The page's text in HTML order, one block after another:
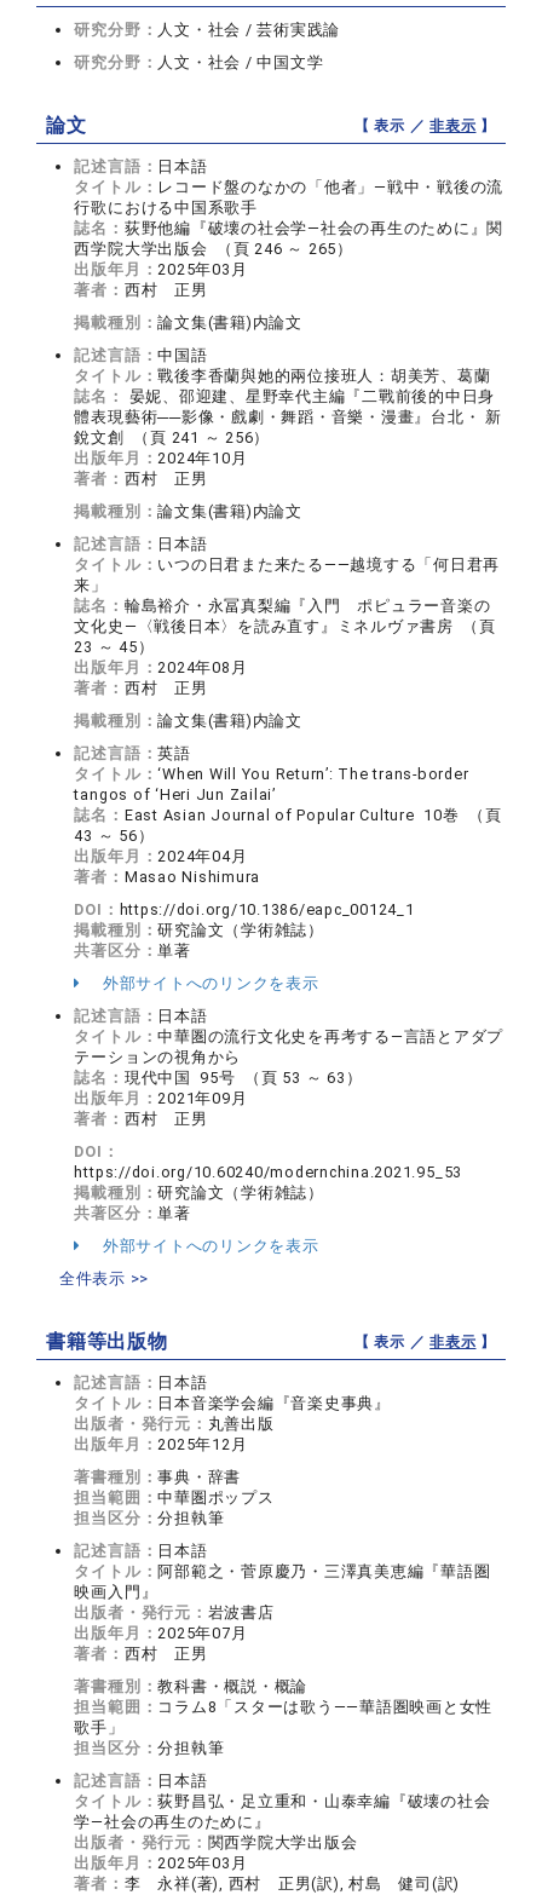
研究分野： 人文・社会 / 芸術実践論
研究分野： 人文・社会 / 中国文学
論文 【 表示 ／非表示 】
記述言語： 日本語
タイトル： レコード盤のなかの「他者」―戦中・戦後の流
行歌における中国系歌手
誌名： 荻野他編『破壊の社会学―社会の再生のために』関
西学院大学出版会 （頁 246 ～ 265）
出版年月：2025年03月
著者： 西村 正男
掲載種別：論文集(書籍)内論文
記述言語：中国語
タイトル：戰後李香蘭與她的兩位接班人：胡美芳、葛蘭
誌名：
晏妮、邵迎建、星野幸代主編『二戰前後的中日身
體表現藝術──影像・戲劇・舞蹈・音樂・漫畫』台北・ 新
銳文創 （頁 241 ～ 256）
出版年月：2024年10月
著者： 西村 正男
掲載種別：論文集(書籍)内論文
記述言語： 日本語
タイトル： いつの日君また来たる――越境する「何日君再
来」
誌名： 輪島裕介・永冨真梨編『入門 ポピュラー音楽の
文化史―〈戦後日本〉を読み直す』ミネルヴァ書房 （頁
23 ～ 45）
出版年月：2024年08月
著者： 西村 正男
掲載種別：論文集(書籍)内論文
記述言語：英語
タイトル：‘When Will You Return’: The trans-border
tangos of ‘Heri Jun Zailai’
誌名： East Asian Journal of Popular Culture 10巻 （頁
43 ～ 56）
出版年月：2024年04月
著者： Masao Nishimura
DOI： https://doi.org/10.1386/eapc_00124_1
掲載種別：研究論文（学術雑誌）
共著区分：単著
外部サイトへのリンクを表示
記述言語： 日本語
タイトル：中華圏の流行文化史を再考する―言語とアダプ
テーションの視角から
誌名： 現代中国 95号 （頁 53 ～ 63）
出版年月：2021年09月
著者： 西村 正男
DOI：
https://doi.org/10.60240/modernchina.2021.95_53
掲載種別：研究論文（学術雑誌）
共著区分：単著
外部サイトへのリンクを表示
全件表示 >>
書籍等出版物 【 表示 ／非表示 】
記述言語： 日本語
タイトル： 日本音楽学会編『音楽史事典』
出版者・発行元： 丸善出版
出版年月：2025年12月
著書種別：事典・辞書
担当範囲：中華圏ポップス
担当区分：分担執筆
記述言語： 日本語
タイトル： 阿部範之・菅原慶乃・三澤真美恵編『華語圏
映画入門』
出版者・発行元： 岩波書店
出版年月：2025年07月
著者： 西村 正男
著書種別：教科書・概説・概論
担当範囲： コラム8「スターは歌う――華語圏映画と女性
歌手」
担当区分：分担執筆
記述言語： 日本語
タイトル：荻野昌弘・足立重和・山泰幸編『破壊の社会
学―社会の再生のために』
出版者・発行元： 関西学院大学出版会
出版年月：2025年03月
著者： 李 永祥(著), 西村 正男(訳), 村島 健司(訳)